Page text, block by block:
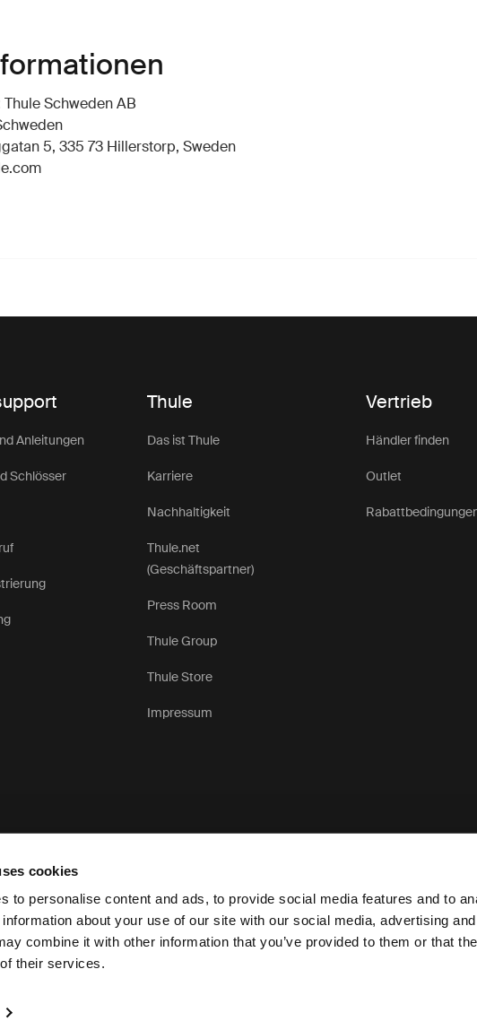
cookies
to personalise content and ads, to provide social media features and to
about your use of our site with our social media, advertising
combine it with other information that you’ve provided to them or that
their services.
Schweden AB
5, 335 73 Hillerstorp, Sweden
Anleitungen
Schlösser
Thule
Das ist Thule
Karriere
Nachhaltigkeit
Thule.net
(Geschäftspartner)
Press Room
Thule Group
Thule Store
Impressum
Vertrieb
Händler finden
Outlet